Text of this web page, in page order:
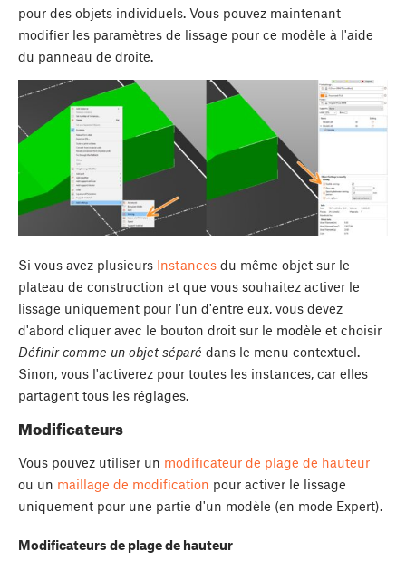
pour des objets individuels. Vous pouvez maintenant
modifier les paramètres de lissage pour ce modèle à l'aide
du panneau de droite.
Si vous avez plusieurs Instances du même objet sur le
plateau de construction et que vous souhaitez activer le
lissage uniquement pour l'un d'entre eux, vous devez
d'abord cliquer avec le bouton droit sur le modèle et choisir
Définir comme un objet séparé dans le menu contextuel.
Sinon, vous l'activerez pour toutes les instances, car elles
partagent tous les réglages.
Modificateurs
Vous pouvez utiliser un modificateur de plage de hauteur
ou un maillage de modification pour activer le lissage
uniquement pour une partie d'un modèle (en mode Expert).
Modificateurs de plage de hauteur